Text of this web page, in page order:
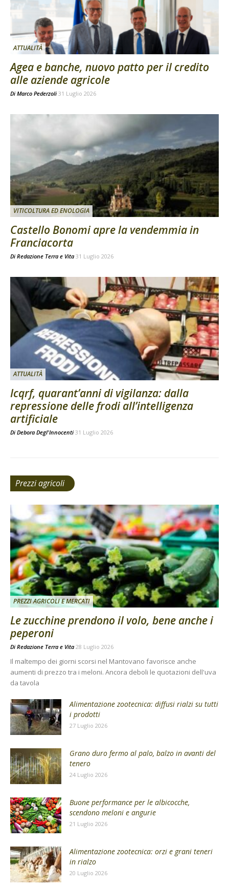
ATTUALITÀ
Agea e banche, nuovo patto per il credito
alle aziende agricole
Di Marco Pederzoli 31 Luglio 2026
VITICOLTURA ED ENOLOGIA
Castello Bonomi apre la vendemmia in
Franciacorta
Di Redazione Terra e Vita 31 Luglio 2026
ATTUALITÀ
Icqrf, quarant’anni di vigilanza: dalla
repressione delle frodi all’intelligenza
artificiale
Di Debora Degl'Innocenti 31 Luglio 2026
Prezzi agricoli
PREZZI AGRICOLI E MERCATI
Le zucchine prendono il volo, bene anche i
peperoni
Di Redazione Terra e Vita 28 Luglio 2026
Il maltempo dei giorni scorsi nel Mantovano favorisce anche
aumenti di prezzo tra i meloni. Ancora deboli le quotazioni dell'uva
da tavola
Alimentazione zootecnica: diffusi rialzi su tutti
i prodotti
27 Luglio 2026
Grano duro fermo al palo, balzo in avanti del
tenero
24 Luglio 2026
Buone performance per le albicocche,
scendono meloni e angurie
21 Luglio 2026
Alimentazione zootecnica: orzi e grani teneri
in rialzo
20 Luglio 2026